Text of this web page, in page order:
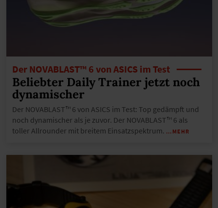
Der NOVABLAST™ 6 von ASICS im Test
Beliebter Daily Trainer jetzt noch
dynamischer
Der NOVABLAST™ 6 von ASICS im Test: Top gedämpft und
noch dynamischer als je zuvor. Der NOVABLAST™ 6 als
toller Allrounder mit breitem Einsatzspektrum. …MEHR